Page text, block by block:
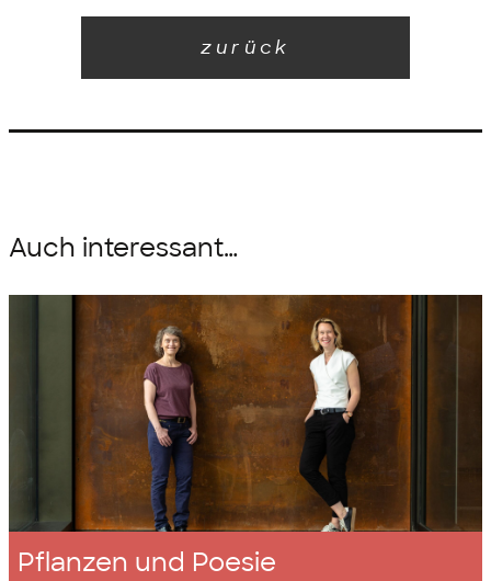
zurück
Auch interessant…
Pflanzen und Poesie